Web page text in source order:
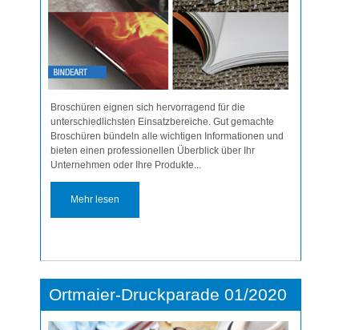
Broschüren eignen sich hervorragend für die
unterschiedlichsten Einsatzbereiche. Gut gemachte
Broschüren bündeln alle wichtigen Informationen und
bieten einen professionellen Überblick über Ihr
Unternehmen oder Ihre Produkte...
Mehr lesen
Ortmaier-Druckparade 01/2020